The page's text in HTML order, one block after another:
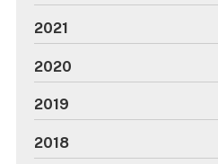
2021
2020
2019
2018